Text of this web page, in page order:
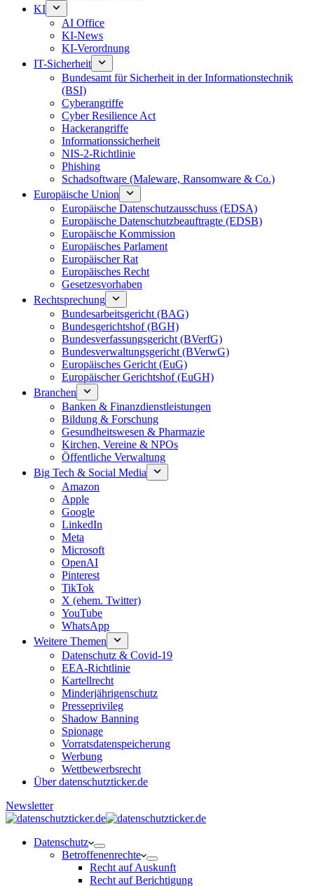
KI
AI Office
KI-News
KI-Verordnung
IT-Sicherheit
Bundesamt für Sicherheit in der Informationstechnik
(BSI)
Cyberangriffe
Cyber Resilience Act
Hackerangriffe
Informationssicherheit
NIS-2-Richtlinie
Phishing
Schadsoftware (Maleware, Ransomware & Co.)
Europäische Union
Europäische Datenschutzausschuss (EDSA)
Europäische Datenschutzbeauftragte (EDSB)
Europäische Kommission
Europäisches Parlament
Europäischer Rat
Europäisches Recht
Gesetzesvorhaben
Rechtsprechung
Bundesarbeitsgericht (BAG)
Bundesgerichtshof (BGH)
Bundesverfassungsgericht (BVerfG)
Bundesverwaltungsgericht (BVerwG)
Europäisches Gericht (EuG)
Europäischer Gerichtshof (EuGH)
Branchen
Banken & Finanzdienstleistungen
Bildung & Forschung
Gesundheitswesen & Pharmazie
Kirchen, Vereine & NPOs
Öffentliche Verwaltung
Big Tech & Social Media
Amazon
Apple
Google
LinkedIn
Meta
Microsoft
OpenAI
Pinterest
TikTok
X (ehem. Twitter)
YouTube
WhatsApp
Weitere Themen
Datenschutz & Covid-19
EEA-Richtlinie
Kartellrecht
Minderjährigenschutz
Presseprivileg
Shadow Banning
Spionage
Vorratsdatenspeicherung
Werbung
Wettbewerbsrecht
Über datenschutzticker.de
Newsletter
Datenschutz
Betroffenenrechte
Recht auf Auskunft
Recht auf Berichtigung